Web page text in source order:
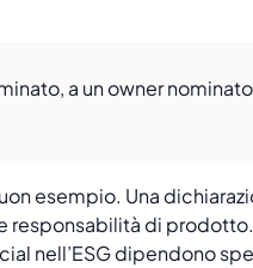
a un owner
esempio. Una
responsabilità di prodotto.
nell’ESG dipendono